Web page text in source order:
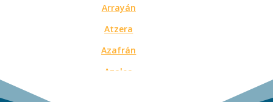
Arrayán
Atzera
Azafrán
Azalea